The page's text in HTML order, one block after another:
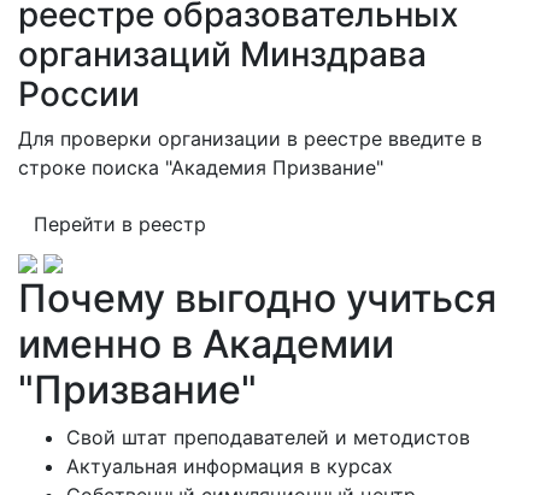
реестре образовательных
организаций Минздрава
России
Для проверки организации в реестре введите в
строке поиска "Академия Призвание"
Перейти в реестр
Почему выгодно учиться
именно в Академии
"Призвание"
Свой штат преподавателей и методистов
Актуальная информация в курсах